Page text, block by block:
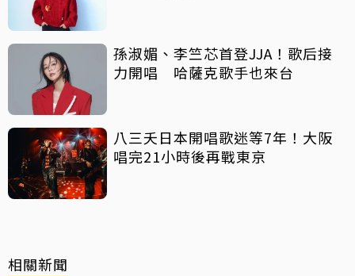
孫淑媚、李竺芯首登JJA！歌后接
力開唱 哈薩克歌手也來台
八三夭日本開唱歌迷等7年！大阪
唱完21小時後再戰東京
相關新聞